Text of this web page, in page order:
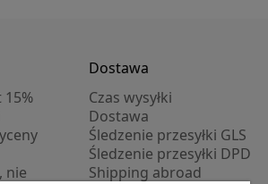
nie
Dostawa
Czas wysyłki
Dostawa
Śledzenie przesyłki GLS
Śledzenie przesyłki DPD
Shipping abroad